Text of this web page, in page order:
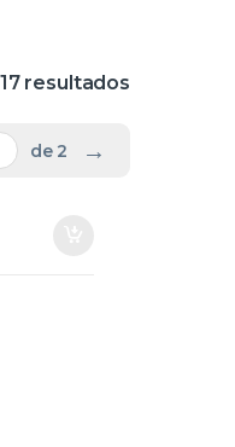
resultados
de 2 →